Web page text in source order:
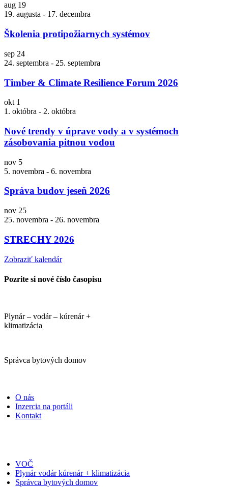
aug 19
19. augusta - 17. decembra
Školenia protipožiarnych systémov
sep 24
24. septembra - 25. septembra
Timber & Climate Resilience Forum 2026
okt 1
1. októbra - 2. októbra
Nové trendy v úprave vody a v systémoch
zásobovania pitnou vodou
nov 5
5. novembra - 6. novembra
Správa budov jeseň 2026
nov 25
25. novembra - 26. novembra
STRECHY 2026
Zobraziť kalendár
Pozrite si nové číslo časopisu
Plynár – vodár – kúrenár +
klimatizácia
Správca bytových domov
O nás
Inzercia na portáli
Kontakt
VOČ
Plynár vodár kúrenár + klimatizácia
Správca bytových domov